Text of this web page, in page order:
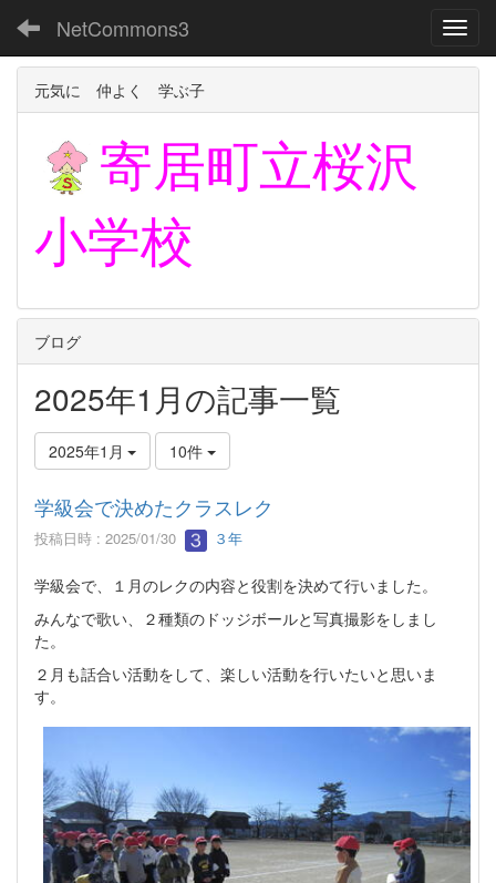
NetCommons3
元気に 仲よく 学ぶ子
寄居町立桜沢
小学校
ブログ
2025年1月の記事一覧
2025年1月 10件
学級会で決めたクラスレク
投稿日時 : 2025/01/30 ３年
学級会で、１月のレクの内容と役割を決めて行いました。
みんなで歌い、２種類のドッジボールと写真撮影をしまし
た。
２月も話合い活動をして、楽しい活動を行いたいと思いま
す。